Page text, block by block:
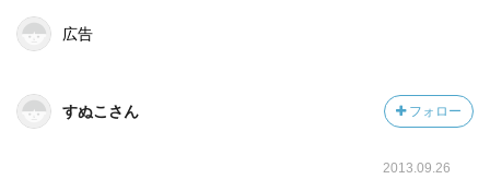
広告
すぬこさん フォロー
2013.09.26